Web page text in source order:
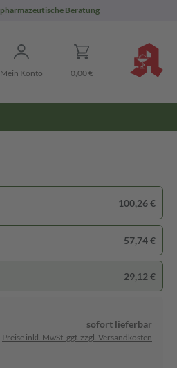
pharmazeutische Beratung
Mein Konto 0,00 €
100,26 €
57,74 €
29,12 €
sofort lieferbar
Preise inkl. MwSt. ggf. zzgl. Versandkosten